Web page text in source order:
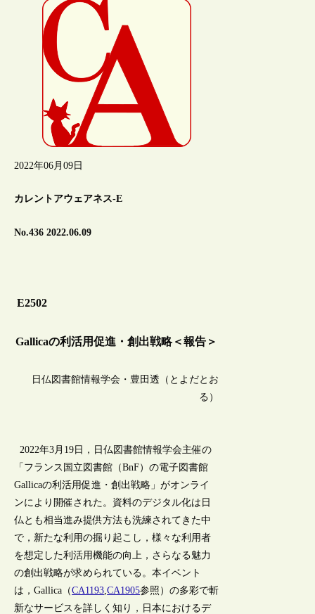
2022年06月09日
カレントアウェアネス-E
No.436 2022.06.09
E2502
Gallicaの利活用促進・創出戦略＜報告＞
日仏図書館情報学会・豊田透（とよだとお
る）
2022年3月19日，日仏図書館情報学会主催の
「フランス国立図書館（BnF）の電子図書館
Gallicaの利活用促進・創出戦略」がオンライ
ンにより開催された。資料のデジタル化は日
仏とも相当進み提供方法も洗練されてきた中
で，新たな利用の掘り起こし，様々な利用者
を想定した利活用機能の向上，さらなる魅力
の創出戦略が求められている。本イベント
は，Gallica（CA1193 ,CA1905参照）の多彩で斬
新なサービスを詳しく知り，日本におけるデ